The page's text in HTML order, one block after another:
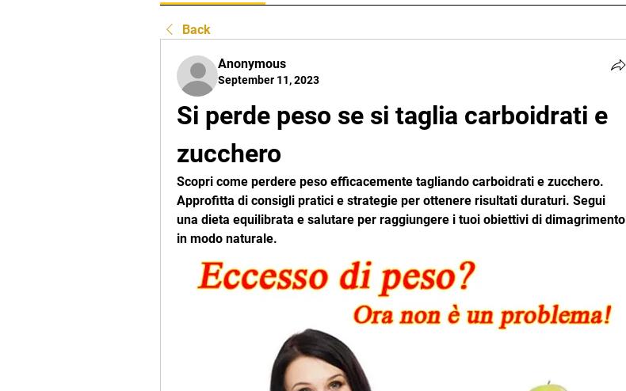
Back
Anonymous
September 11, 2023
Si perde peso se si taglia carboidrati e
zucchero
Scopri come perdere peso efficacemente tagliando carboidrati e zucchero.
Approfitta di consigli pratici e strategie per ottenere risultati duraturi. Segui
una dieta equilibrata e salutare per raggiungere i tuoi obiettivi di dimagrimento
in modo naturale.